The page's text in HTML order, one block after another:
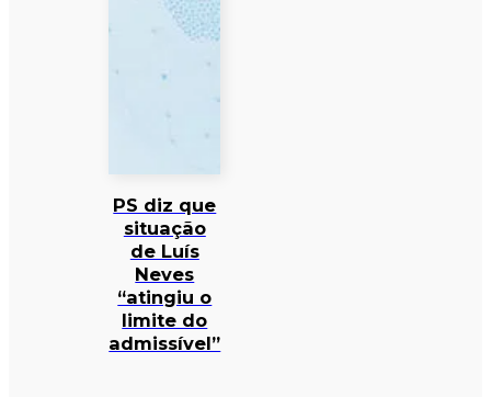
PS diz que
situação
de Luís
Neves
“atingiu o
limite do
admissível”